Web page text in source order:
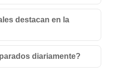
destacan en la
diariamente?